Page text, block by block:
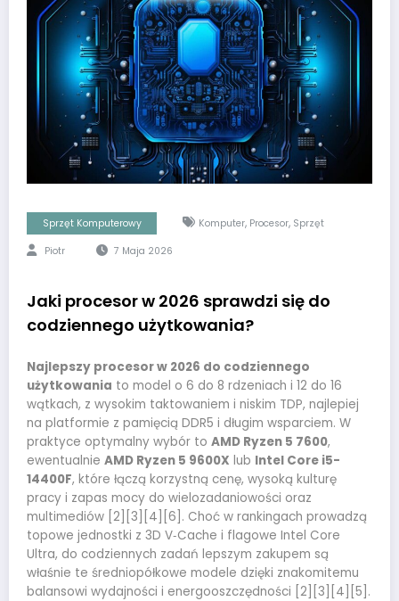
Sprzęt Komputerowy Komputer, Procesor, Sprzęt
Piotr 7 Maja 2026
Jaki procesor w 2026 sprawdzi się do
codziennego użytkowania?
Najlepszy procesor w 2026 do codziennego
użytkowania to model o 6 do 8 rdzeniach i 12 do 16
wątkach, z wysokim taktowaniem i niskim TDP, najlepiej
na platformie z pamięcią DDR5 i długim wsparciem. W
praktyce optymalny wybór to AMD Ryzen 5 7600,
ewentualnie AMD Ryzen 5 9600X lub Intel Core i5-
14400F, które łączą korzystną cenę, wysoką kulturę
pracy i zapas mocy do wielozadaniowości oraz
multimediów [2][3][4][6]. Choć w rankingach prowadzą
topowe jednostki z 3D V‑Cache i flagowe Intel Core
Ultra, do codziennych zadań lepszym zakupem są
właśnie te średniopółkowe modele dzięki znakomitemu
balansowi wydajności i energooszczędności [2][3][4][5].